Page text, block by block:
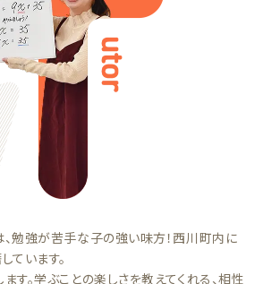
勉強が苦手な子の強い味方！西川町内に
ています。
す。学ぶことの楽しさを教えてくれる、相性